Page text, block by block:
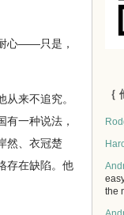
心——只是，
来不追究。
一种说法，
然、衣冠楚
存在缺陷。他
｛
the